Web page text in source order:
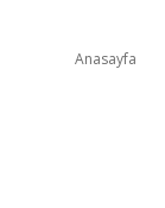
Anasayfa